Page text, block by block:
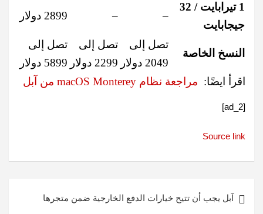
1 تيرابايت / 32
جيجابايت
–
– 2899 دولار
النسخ الخاصة
تصل إلى
2049 دولار
تصل إلى
2299 دولار
تصل إلى
5899 دولار
اقرأ ايضًا: مراجعة نظام macOS Monterey من آبل
[ad_2]
Source link
المقالات
آبل يجب أن تتيح خيارات الدفع الخارجية ضمن متجرها